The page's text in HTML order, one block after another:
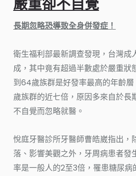
長期忽略恐導致全身併發症！
衛生福利部最新調查發現，台灣成
成，其中竟有超過半數處於嚴重狀
到64歲族群是好發率最高的年齡
歲族群的近七倍，原因多來自於長
不自覺而忽略就醫。
悅庭牙醫診所牙醫師曹皓崴指出，
落、影響美觀之外，牙周病患者發
率是一般人的2至3倍，罹患糖尿病